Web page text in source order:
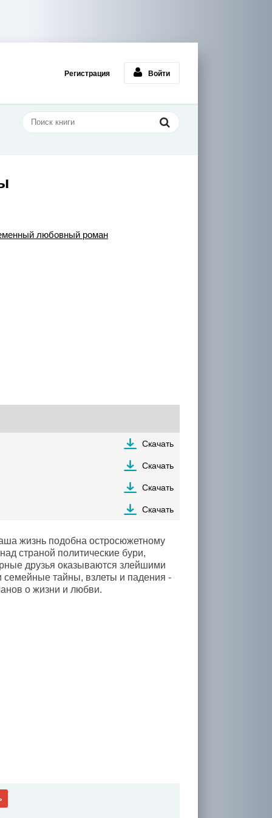
Регистрация Войти
любовный роман
Скачать
Скачать
Скачать
Скачать
жизнь подобна остросюжетному
страной политические бури,
друзья оказываются злейшими
тайны, взлеты и падения -
о жизни и любви.